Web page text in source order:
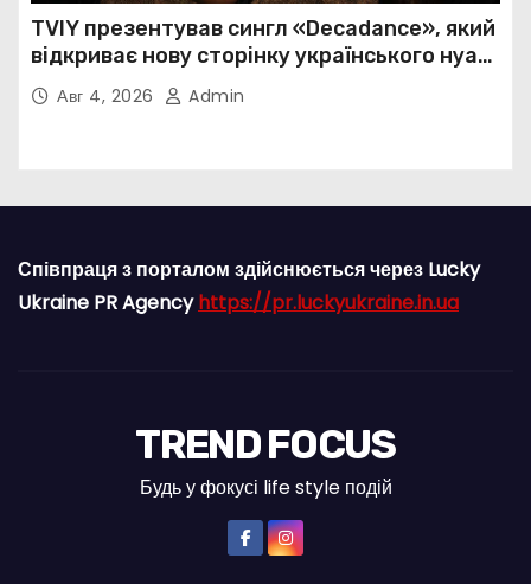
TVIY презентував сингл «Decadance», який
відкриває нову сторінку українського нуар-
попуАвг 4, 2026 Admin
Співпраця з порталом здійснюється через Lucky
Ukraine PR Agencyhttps://pr.luckyukraine.in.ua
TREND FOCUS
Будь у фокусі life style подій